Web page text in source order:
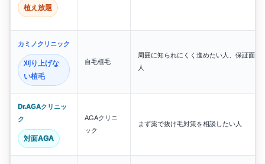
植え放題
カミノクリニック
刈り上げな
い植毛
自毛植毛
周囲に知られにくく進めたい人、保証面も
人
Dr.AGAクリニッ
ク
対面AGA
AGAクリニ
ック
まず薬で抜け毛対策を相談したい人